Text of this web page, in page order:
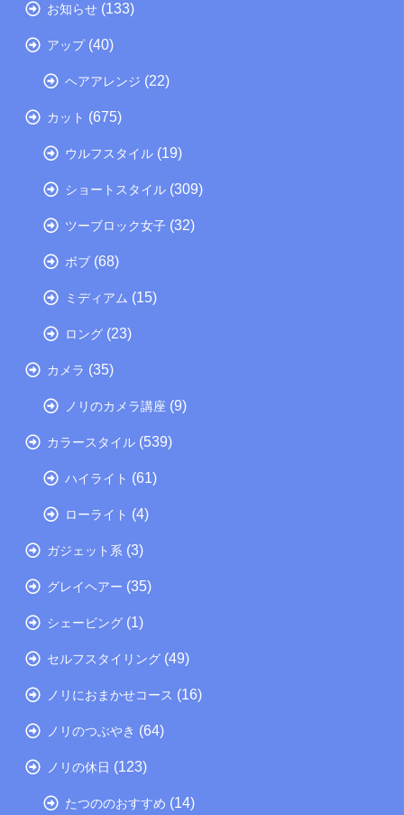
お知らせ (133)
アップ(40)
ヘアアレンジ (22)
カット (675)
ウルフスタイル (19)
ショートスタイル (309)
ツーブロック女子 (32)
ボブ (68)
ミディアム (15)
ロング (23)
カメラ (35)
ノリのカメラ講座 (9)
カラースタイル (539)
ハイライト (61)
ローライト (4)
ガジェット系 (3)
グレイヘアー (35)
シェービング (1)
セルフスタイリング (49)
ノリにおまかせコース (16)
ノリのつぶやき (64)
ノリの休日 (123)
たつののおすすめ (14)